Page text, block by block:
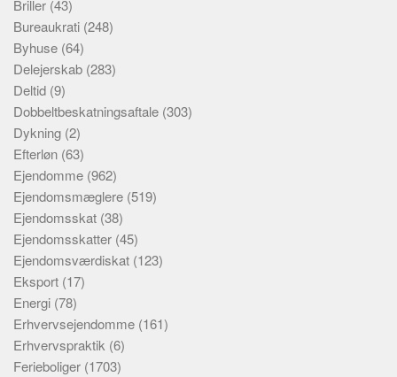
Briller (43)
Bureaukrati (248)
Byhuse (64)
Delejerskab (283)
Deltid (9)
Dobbeltbeskatningsaftale (303)
Dykning (2)
Efterløn (63)
Ejendomme (962)
Ejendomsmæglere (519)
Ejendomsskat (38)
Ejendomsskatter (45)
Ejendomsværdiskat (123)
Eksport (17)
Energi (78)
Erhvervsejendomme (161)
Erhvervspraktik (6)
Ferieboliger (1703)